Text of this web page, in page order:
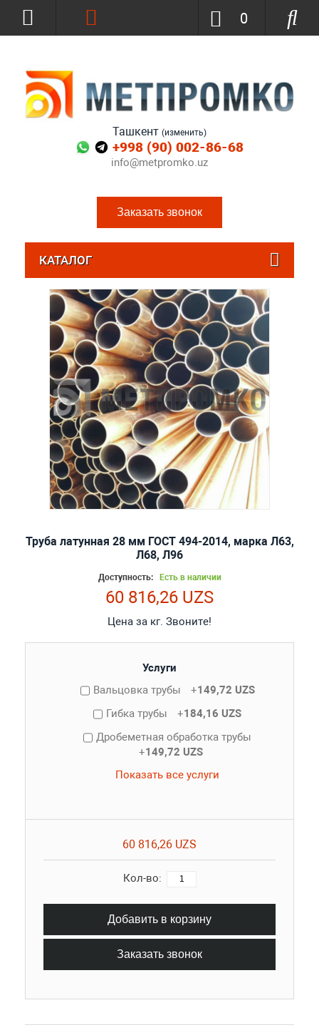
Ташкент (изменить)
+998 (90) 002-86-68
info@metpromko.uz
Заказать звонок
0
КАТАЛОГ
Труба латунная 28 мм ГОСТ 494-2014, марка Л63,
Л68, Л96
Доступность: Есть в наличии
60 816,26 UZS
Цена за кг. Звоните!
Услуги
Вальцовка трубы
+149,72 UZS
Гибка трубы
+184,16 UZS
Дробеметная обработка трубы
+149,72 UZS
Показать все услуги
60 816,26 UZS
Кол-во:
Добавить в корзину
Заказать звонок